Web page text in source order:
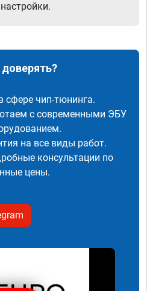
сфере чип-тюнинга.
с современными ЭБУ
на все виды работ.
консультации по
цены.